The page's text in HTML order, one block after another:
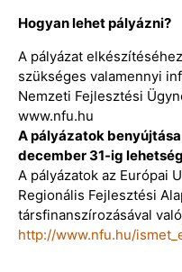
Hogyan lehet pályázni?
A pályázat
szükséges valamennyi
Nemzeti Fejlesztési
www.nfu.hu
A pályázatok
december 31-ig
A pályázatok az Európai
Regionális Fejlesztési
társfinanszírozásával
http://www.nfu.hu/